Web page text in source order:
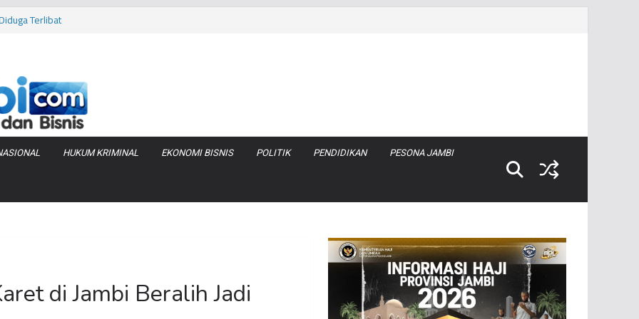
Terlibat
Jadi Rp
Zenix di
HUKUM KRIMINAL EKONOMI BISNIS POLITIK PENDIDIKAN PESONA JAMBI
di Jambi Beralih Jadi